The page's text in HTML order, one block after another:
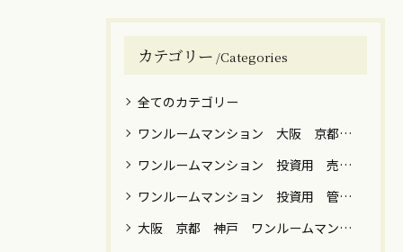
カテゴリー Categories
全てのカテゴリー
ワンルームマンション 大阪 京都 神戸 売却 築年数 高額
ワンルームマンション 投資用 売却 譲渡税
ワンルームマンション 投資用 管理 運用 売却 税金 関西 関東
大阪 京都 神戸 ワンルームマンション 売却